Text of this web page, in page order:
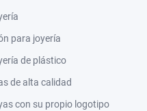
para joyería
de plástico
de alta calidad
con su propio logotipo